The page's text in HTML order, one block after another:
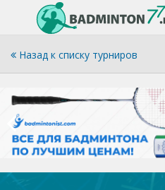
Назад к списку турниров